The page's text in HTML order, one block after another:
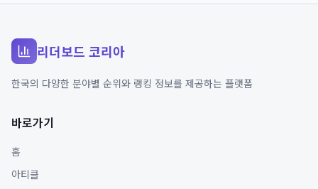
리더보드 코리아
한국의 다양한 분야별 순위와 랭킹 정보를 제공하는 플랫폼
바로가기
홈
아티클